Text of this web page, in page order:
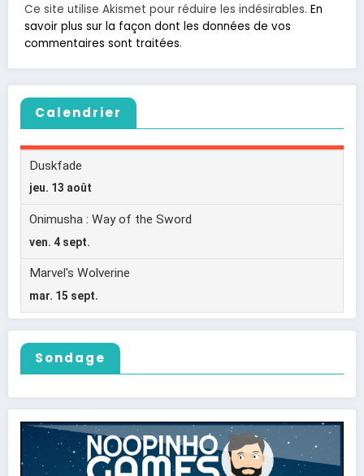
Ce site utilise Akismet pour réduire les indésirables. En
savoir plus sur la façon dont les données de vos
commentaires sont traitées.
Calendrier
Sondage